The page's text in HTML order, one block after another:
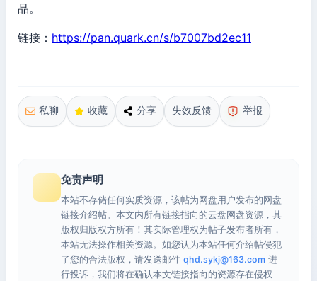
品。
链接： https://pan.quark.cn/s/b7007bd2ec11
私聊 收藏 分享 失效反馈 举报
免责声明
本站不存储任何实质资源，该帖为网盘用户发布的网盘
链接介绍帖。本文内所有链接指向的云盘网盘资源，其
版权归版权方所有！其实际管理权为帖子发布者所有，
本站无法操作相关资源。如您认为本站任何介绍帖侵犯
了您的合法版权，请发送邮件 qhd.sykj@163.com 进
行投诉，我们将在确认本文链接指向的资源存在侵权